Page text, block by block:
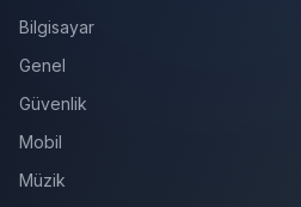
Bilgisayar
Genel
Güvenlik
Mobil
Müzik